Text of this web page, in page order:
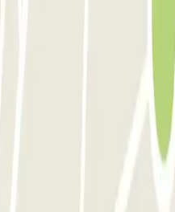
Parking Gare Montparnasse
Aeroport
Réunion P4 Longue Durée